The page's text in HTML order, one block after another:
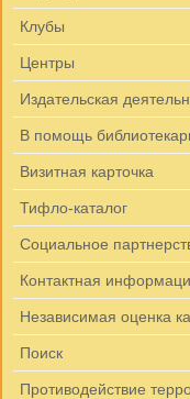
Клубы
Центры
Издательская
В помощь
Визитная карточка
Тифло-каталог
Социальное
Контактная
Независимая оценка
Поиск
Противодействие